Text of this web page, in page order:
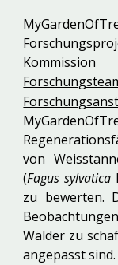
von
(Fagus sylvatica
zu bewerten.
Wälder zu
angepasst sind.